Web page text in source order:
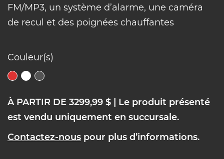
FM/MP3, un système d’alarme, une caméra
de recul et des poignées chauffantes
Couleur(s)
À PARTIR DE 3299,99 $
| Le produit présenté
est vendu uniquement en succursale.
Contactez-nous pour plus d’informations.